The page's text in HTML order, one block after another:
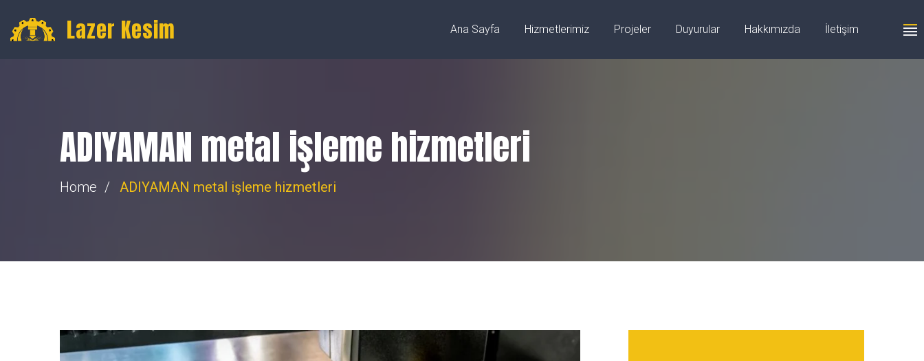
Lazer Kesim Ana Sayfa Hizmetlerimiz Projeler Duyurular Hakkımızda İletişim
ADIYAMAN metal işleme hizmetleri
Home ADIYAMAN metal işleme hizmetleri